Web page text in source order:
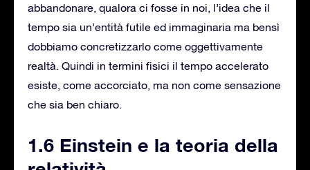
abbandonare, qualora ci fosse in noi, l’idea che il
tempo sia un’entità futile ed immaginaria ma bensì
dobbiamo concretizzarlo come oggettivamente
realtà. Quindi in termini fisici il tempo accelerato
esiste, come accorciato, ma non come sensazione
che sia ben chiaro.
1.6 Einstein e la teoria della